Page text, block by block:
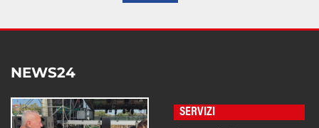
NEWS24
SERVIZI